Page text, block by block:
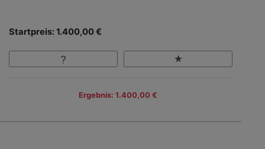
Startpreis: 1.400,00 €
Ergebnis: 1.400,00 €